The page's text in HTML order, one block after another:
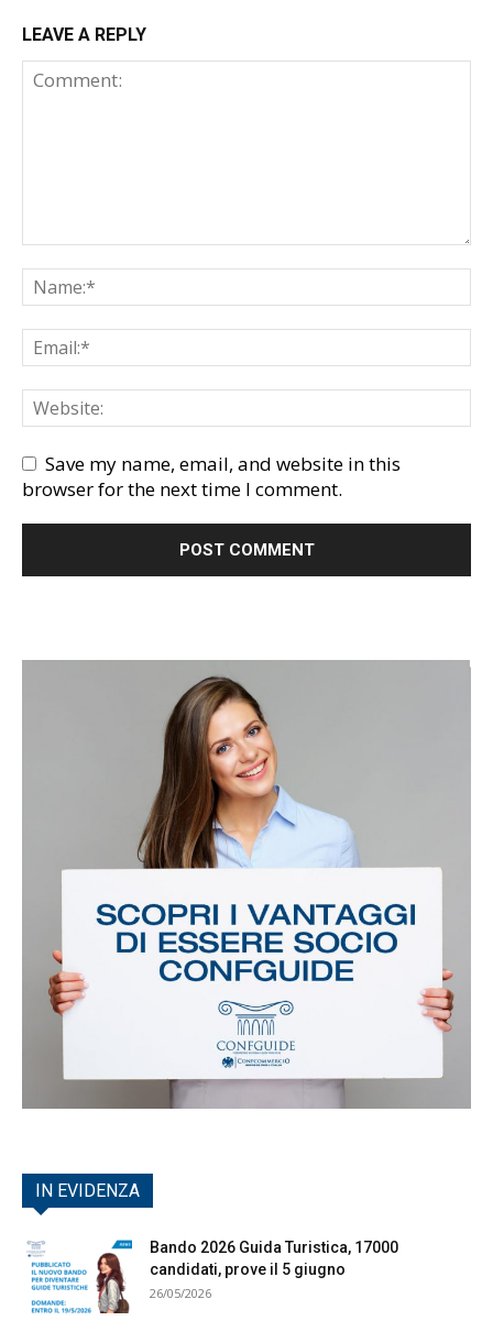
LEAVE A REPLY
Save my name, email, and website in this
browser for the next time I comment.
IN EVIDENZA
Bando 2026 Guida Turistica, 17000
candidati, prove il 5 giugno
26/05/2026